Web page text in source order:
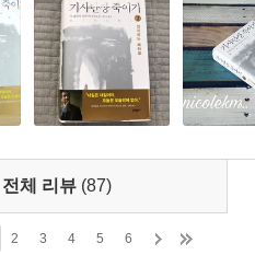
다!’라고 말할 수 있는 요소가
아사히
를 따라갈 수도 있지만, 각 대
전체 리뷰 (87)
2 3 4 5 6